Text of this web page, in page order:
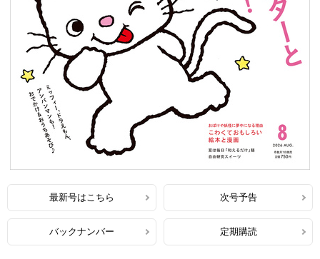
最新号はこちら 次号予告
バックナンバー 定期購読